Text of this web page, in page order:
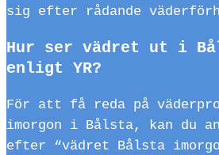
sig efter rådande
Hur ser vädret ut i
enligt YR?
För att få reda på
imorgon i Bålsta, kan du
efter “vädret Bålsta